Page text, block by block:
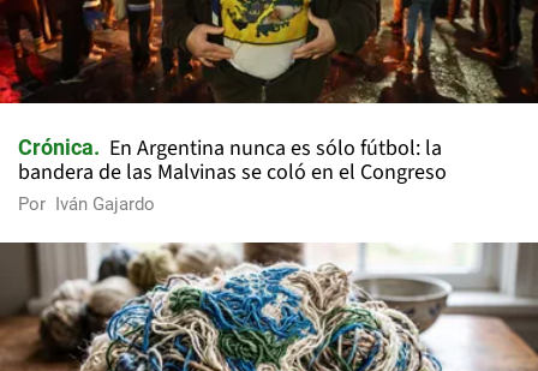
Crónica
En Argentina nunca es sólo fútbol: la
bandera de las Malvinas se coló en el Congreso
Por Iván Gajardo